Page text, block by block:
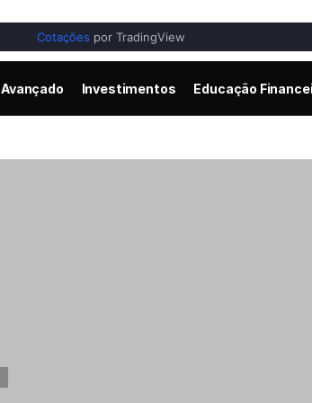
Cotações por TradingView
Avançado Investimentos Educação